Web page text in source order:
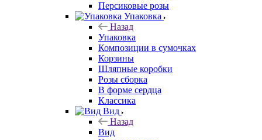
Персиковые розы
Упаковка
Назад
Упаковка
Композиции в сумочках
Корзины
Шляпные коробки
Розы сборка
В форме сердца
Классика
Вид
Назад
Вид